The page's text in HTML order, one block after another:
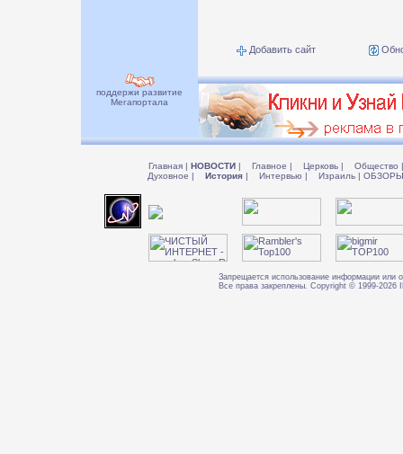
Добавить сайт
поддержи развитие
Мегапортала
Главная | НОВОСТИ | Главное | Церковь | Общество |
Духовное | История | Интервью | Израиль |
Запрещается использование информации или
Все права закреплены. Copyright © 1999-